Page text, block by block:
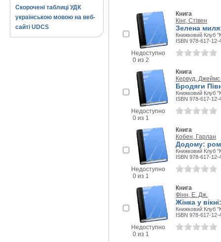
Скорочені таблиці УДК
українською мовою на веб-
сайті UDCS
Недоступно
0 из 2
Книга
Кінг, Стівен
Зелена
Книжковий Клуб
ISBN 978-617-12-
Недоступно
0 из 1
Книга
Кервуд, Джеймс
Бродяги
Книжковий Клуб
ISBN 978-617-12-
Недоступно
0 из 1
Книга
Кобен, Гарлан
Додому:
Книжковий Клуб
ISBN 978-617-12-
Недоступно
0 из 1
Книга
Фінн, Е. Дж.
Жінка у
Книжковий Клуб
ISBN 978-617-12-